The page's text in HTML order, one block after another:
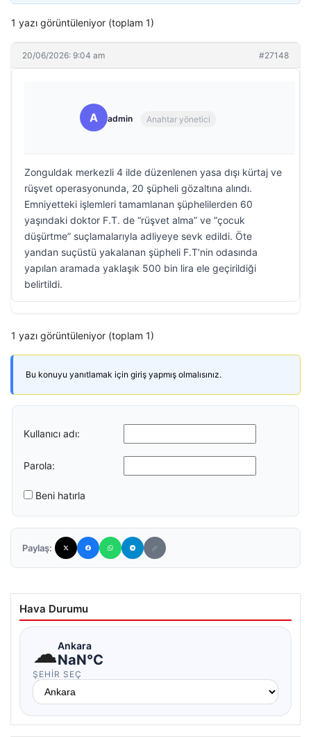
1 yazı görüntüleniyor (toplam 1)
20/06/2026: 9:04 am #27148
A admin Anahtar yönetici
Zonguldak merkezli 4 ilde düzenlenen yasa dışı kürtaj ve
rüşvet operasyonunda, 20 şüpheli gözaltına alındı.
Emniyetteki işlemleri tamamlanan şüphelilerden 60
yaşındaki doktor F.T. de “rüşvet alma” ve “çocuk
düşürtme” suçlamalarıyla adliyeye sevk edildi. Öte
yandan suçüstü yakalanan şüpheli F.T’nin odasında
yapılan aramada yaklaşık 500 bin lira ele geçirildiği
belirtildi.
1 yazı görüntüleniyor (toplam 1)
Bu konuyu yanıtlamak için giriş yapmış olmalısınız.
Kullanıcı adı:
Parola:
Beni hatırla
Paylaş:
Hava Durumu
☁Ankara
NaN°C
ŞEHIR SEÇ